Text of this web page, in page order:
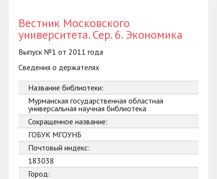
Вестник Московского
университета. Сер. 6. Экономика
Выпуск №1 от 2011 года
Сведения о держателях
Название библиотеки:
Мурманская государственная областная
универсальная научная библиотека
Сокращенное название:
ГОБУК МГОУНБ
Почтовый индекс:
183038
Город: